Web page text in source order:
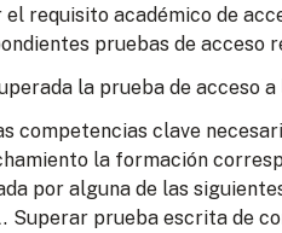
el requisito académico de
pruebas de acceso
la prueba de acceso
competencias clave
la formación
por alguna de las
Superar prueba escrita de